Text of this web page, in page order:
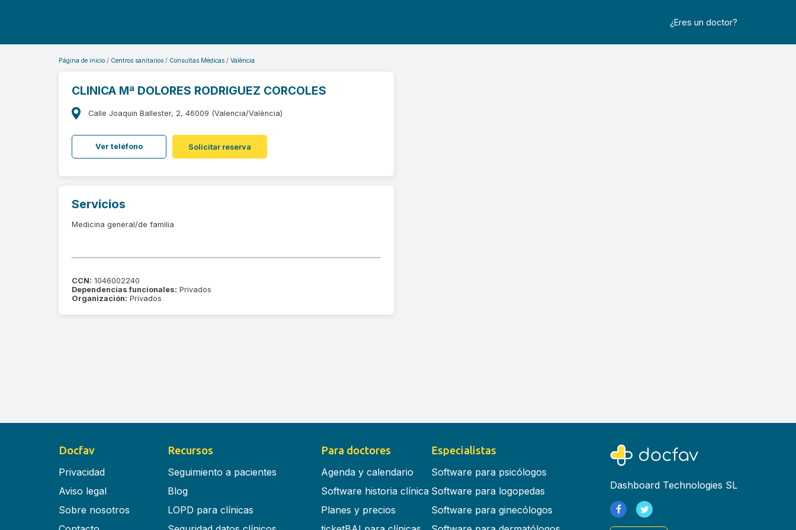
¿Eres un doctor?
Página de inicio Centros sanitarios Consultas Médicas València
CLINICA Mª DOLORES RODRIGUEZ CORCOLES
Calle Joaquin Ballester, 2, 46009 (Valencia/València)
Ver teléfono Solicitar reserva
Servicios
Medicina general/de familia
CCN: 1046002240
Dependencias funcionales: Privados
Organización: Privados
Docfav
Privacidad
Aviso legal
Sobre nosotros
Recursos
Seguimiento a pacientes
Blog
LOPD para clínicas
Para doctores
Agenda y calendario
Software historia clínica
Planes y precios
Especialistas
Software para psicólogos
Software para logopedas
Software para ginecólogos
Dashboard Technologies SL